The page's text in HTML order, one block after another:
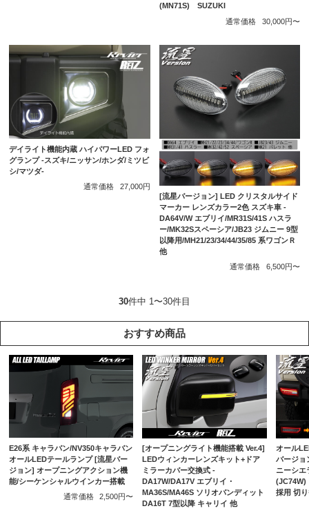
(MN71S) SUZUKI
通常価格
30,000円〜
デイライト機能内蔵 ハイパワーLED フォ
グランプ -スズキ/ニッサン/ホンダ/ミツビ
シ/マツダ-
通常価格
27,000円
[流星バージョン] LED クリスタルサイド
マーカー レンズカラー2色 スズキ車 -
DA64V/W エブリイ/MR31S/41S ハスラ
ー/MK32Sスペーシア/JB23 ジムニー 9型
以降用/MH21/23/34/44/35/85 系ワゴンＲ
他
通常価格
6,500円〜
30件中 1〜30件目
おすすめ商品
E26系 キャラバン/NV350キャラバン
オールLEDテールランプ [流星バー
ジョン] オープニングアクション機
能/シーケンシャルウインカー搭載
通常価格
2,500円〜
[オープニングライト機能搭載 Ver.4]
LEDウィンカーレンズキット+ドア
ミラーカバー交換式 -
DA17W/DA17V エブリイ・
MA36S/MA46S ソリオバンディット
DA16T 7型以降 キャリイ 他
オール
バージョ
ニーシエ
(JC74W)
採用 切